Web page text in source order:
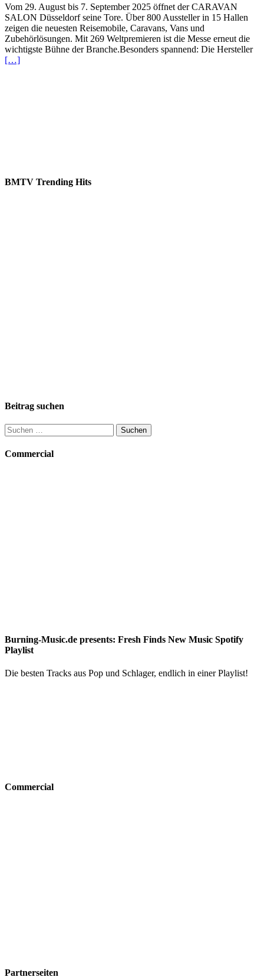
Vom 29. August bis 7. September 2025 öffnet der CARAVAN
SALON Düsseldorf seine Tore. Über 800 Aussteller in 15 Hallen
zeigen die neuesten Reisemobile, Caravans, Vans und
Zubehörlösungen. Mit 269 Weltpremieren ist die Messe erneut die
wichtigste Bühne der Branche.Besonders spannend: Die Hersteller
[…]
BMTV Trending Hits
Beitrag suchen
Suchen
nach:
Commercial
Burning-Music.de presents: Fresh Finds New Music Spotify
Playlist
Die besten Tracks aus Pop und Schlager, endlich in einer Playlist!
Commercial
Partnerseiten